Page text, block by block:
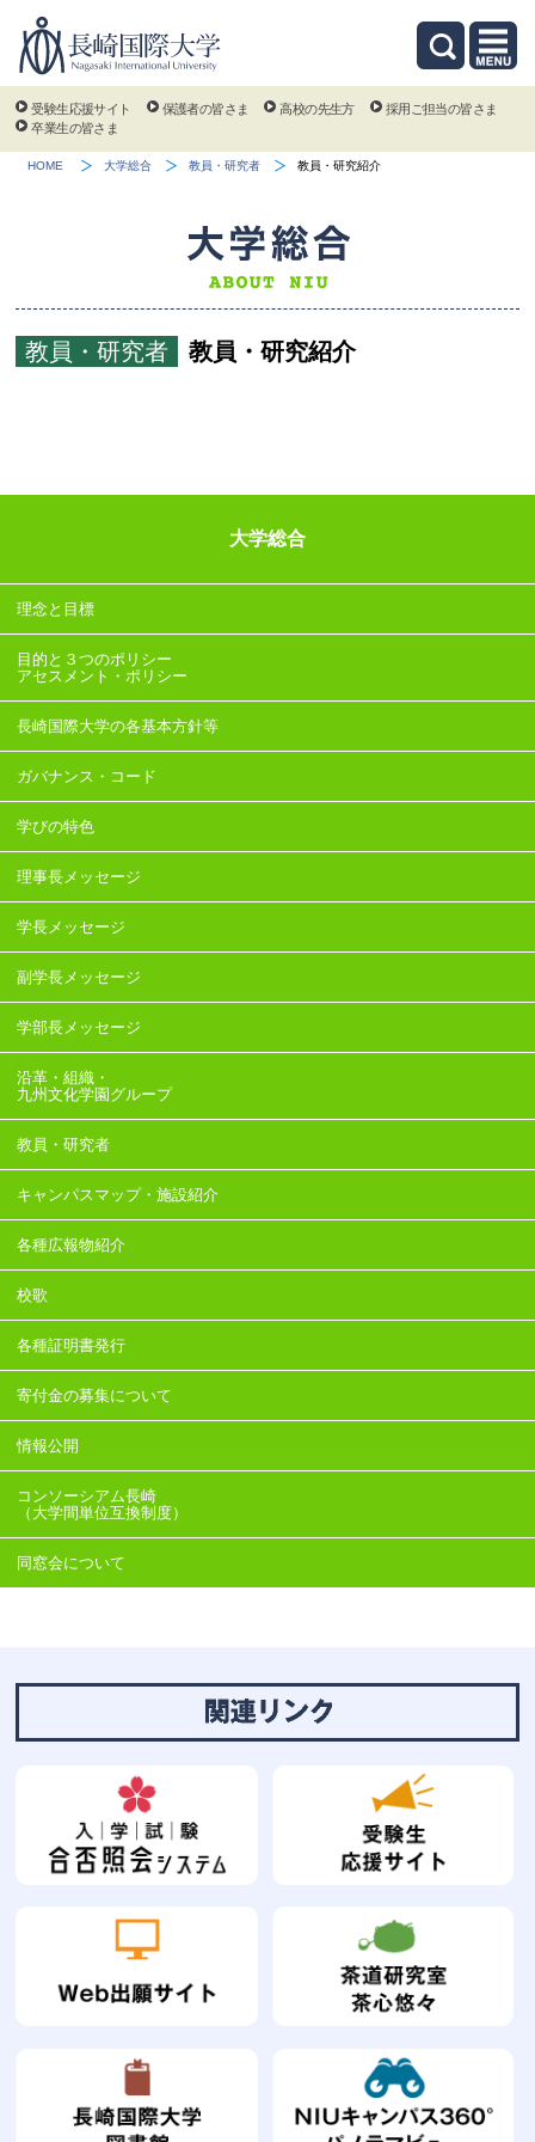
受験生応援サイト 保護者の皆さま 高校の先生方
採用ご担当の皆さま
卒業生の皆さま
HOME 大学総合 教員・研究者 教員・研究紹介
教員・研究者 教員・研究紹介
大学総合
理念と目標
目的と３つのポリシー
アセスメント・ポリシー
長崎国際大学の各基本方針等
ガバナンス・コード
学びの特色
理事長メッセージ
学長メッセージ
副学長メッセージ
学部長メッセージ
沿革・組織・
九州文化学園グループ
教員・研究者
キャンパスマップ・施設紹介
各種広報物紹介
校歌
各種証明書発行
寄付金の募集について
情報公開
コンソーシアム長崎
（大学間単位互換制度）
同窓会について